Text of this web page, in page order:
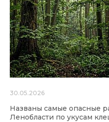
30.05.2026
Названы самые опасные
Ленобласти по укусам